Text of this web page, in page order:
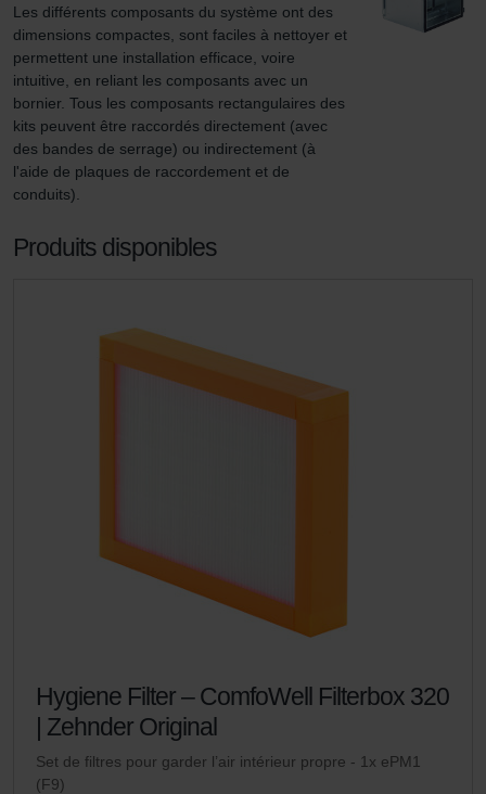
Les différents composants du système ont des
dimensions compactes, sont faciles à nettoyer et
permettent une installation efficace, voire
intuitive, en reliant les composants avec un
bornier. Tous les composants rectangulaires des
kits peuvent être raccordés directement (avec
des bandes de serrage) ou indirectement (à
l'aide de plaques de raccordement et de
conduits).
Produits disponibles
Hygiene Filter – ComfoWell Filterbox 320
| Zehnder Original
Set de filtres pour garder l’air intérieur propre - 1x ePM1
(F9)